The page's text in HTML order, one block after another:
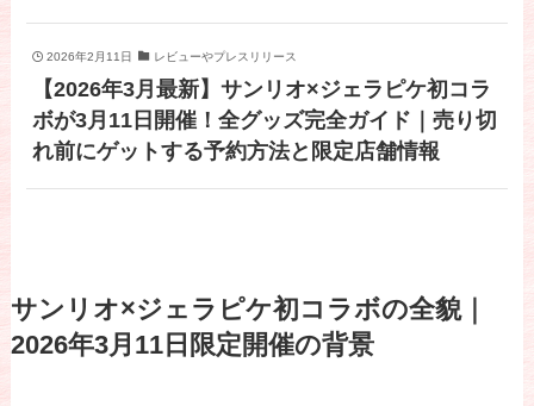
2026年2月11日 レビューやプレスリリース
【2026年3月最新】サンリオ×ジェラピケ初コラ
ボが3月11日開催！全グッズ完全ガイド｜売り切
れ前にゲットする予約方法と限定店舗情報
サンリオ×ジェラピケ初コラボの全貌｜
2026年3月11日限定開催の背景